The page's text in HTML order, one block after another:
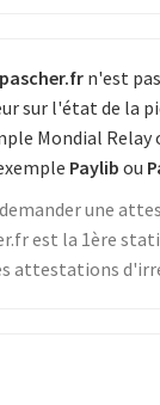
n'est
sur l'état de la
Mondial Relay
Paylib ou
demander une
est la 1ère
attestations